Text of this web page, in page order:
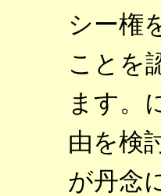
シー権
ことを
ます。
由を検
が丹念